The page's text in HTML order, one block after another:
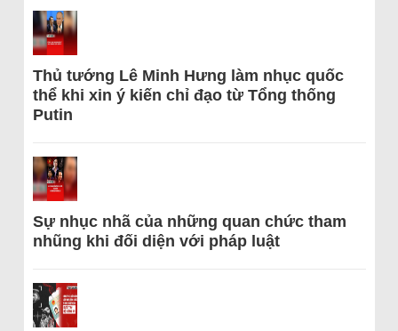
Thủ tướng Lê Minh Hưng làm nhục quốc
thể khi xin ý kiến chỉ đạo từ Tổng thống
Putin
Sự nhục nhã của những quan chức tham
nhũng khi đối diện với pháp luật